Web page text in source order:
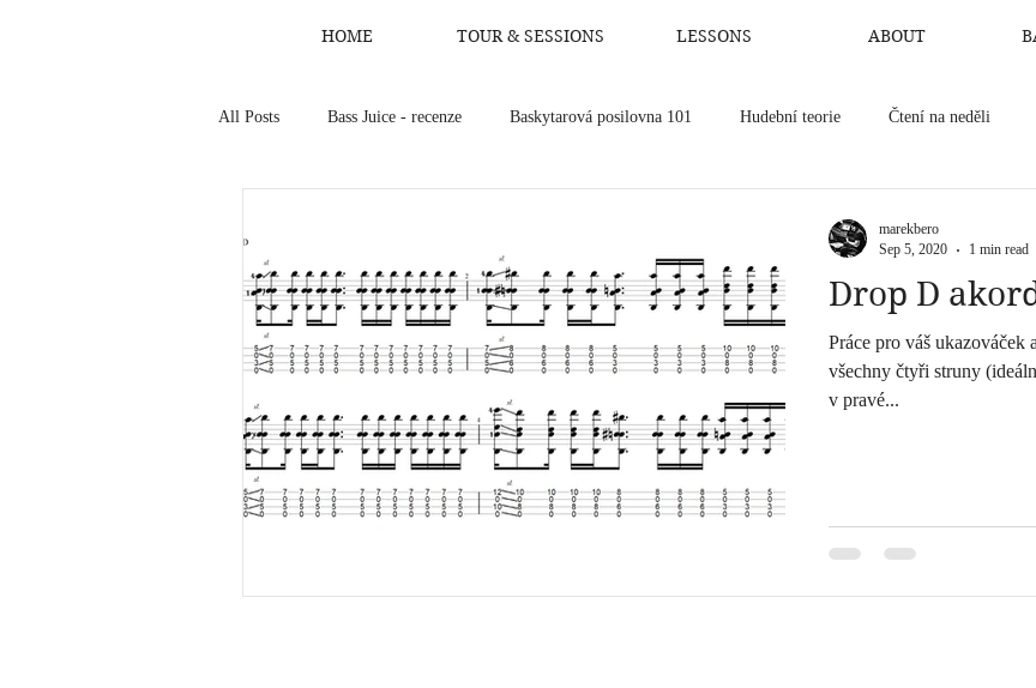
HOME TOUR & SESSIONS LESSONS ABOUT
All Posts Bass Juice - recenze Baskytarová posilovna 101 Hudební teorie Čtení na neděli
Drop D
Práce pro váš ukazováček
všechny čtyři struny
v pravé...
marekbero
Sep 5, 2020
1 min read